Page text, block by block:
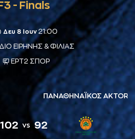
F3 - Finals
Δευ 8 Ιουν 21:00
ΕΙΡΗΝΗΣ & ΦΙΛΙΑΣ
ΕΡΤ2 ΣΠΟΡ
102 vs 92
ΠΑΝΑΘΗΝΑΪΚΟΣ AKTOR